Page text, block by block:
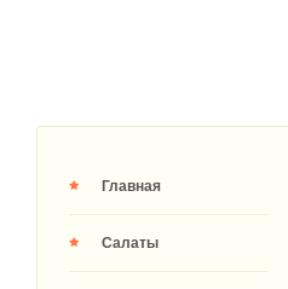
Главная
Салаты